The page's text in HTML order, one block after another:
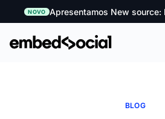
NOVO Apresentamos New source:
BLOG